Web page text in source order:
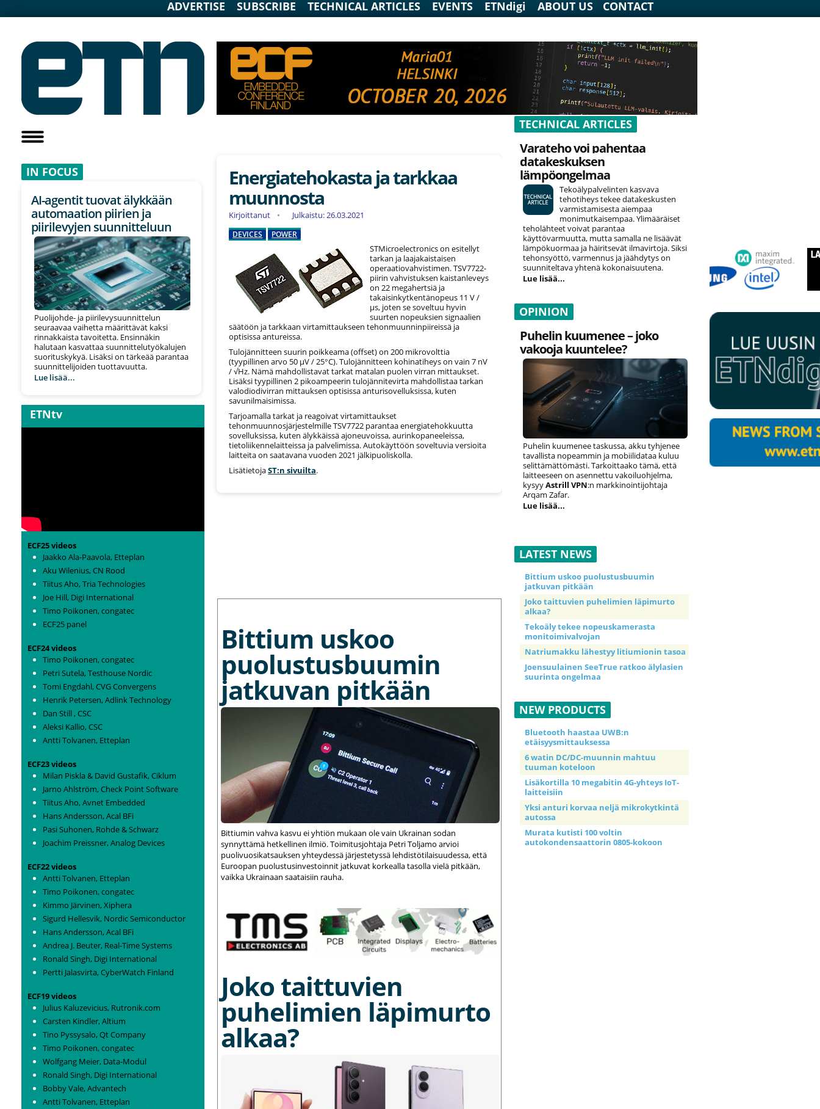
ADVERTISE SUBSCRIBE TECHNICAL ARTICLES EVENTS ETNdigi ABOUT US CONTACT
IN FOCUS
AI-agentit tuovat älykkään
automaation piirien ja
piirilevyjen suunnitteluun
Puolijohde- ja piirilevysuunnittelun
seuraavaa vaihetta määrittävät kaksi
rinnakkaista tavoitetta. Ensinnäkin
halutaan kasvattaa suunnittelutyökalujen
suorituskykyä. Lisäksi on tärkeää parantaa
suunnittelijoiden tuottavuutta.
Lue lisää...
ETNtv
ECF25 videos
Jaakko Ala-Paavola, Etteplan
Aku Wilenius, CN Rood
Tiitus Aho, Tria Technologies
Joe Hill, Digi International
Timo Poikonen, congatec
ECF25 panel
ECF24 videos
Timo Poikonen, congatec
Petri Sutela, Testhouse Nordic
Tomi Engdahl, CVG Convergens
Henrik Petersen, Adlink Technology
Dan Still , CSC
Aleksi Kallio, CSC
Antti Tolvanen, Etteplan
ECF23 videos
Milan Piskla & David Gustafik, Ciklum
Jarno Ahlström, Check Point Software
Tiitus Aho, Avnet Embedded
Hans Andersson, Acal BFi
Pasi Suhonen, Rohde & Schwarz
Joachim Preissner, Analog Devices
ECF22 videos
Antti Tolvanen, Etteplan
Timo Poikonen, congatec
Kimmo Järvinen, Xiphera
Sigurd Hellesvik, Nordic Semiconductor
Hans Andersson, Acal BFi
Andrea J. Beuter, Real-Time Systems
Ronald Singh, Digi International
Pertti Jalasvirta, CyberWatch Finland
ECF19 videos
Julius Kaluzevicius, Rutronik.com
Carsten Kindler, Altium
Tino Pyssysalo, Qt Company
Timo Poikonen, congatec
Wolfgang Meier, Data-Modul
Ronald Singh, Digi International
Bobby Vale, Advantech
Antti Tolvanen, Etteplan
Energiatehokasta ja tarkkaa
muunnosta
Kirjoittanut Julkaistu: 26.03.2021
DEVICES POWER
STMicroelectronics on esitellyt
tarkan ja laajakaistaisen
operaatiovahvistimen. TSV7722-
piirin vahvistuksen kaistanleveys
on 22 megahertsiä ja
takaisinkytkentänopeus 11 V /
μs, joten se soveltuu hyvin
suurten nopeuksien signaalien
säätöön ja tarkkaan virtamittaukseen tehonmuunninpiireissä ja
optisissa antureissa.
Tulojännitteen suurin poikkeama (offset) on 200 mikrovolttia
(tyypillinen arvo 50 µV / 25°C). Tulojännitteen kohinatiheys on vain 7 nV
/ √Hz. Nämä mahdollistavat tarkat matalan puolen virran mittaukset.
Lisäksi tyypillinen 2 pikoampeerin tulojännitevirta mahdollistaa tarkan
valodiodivirran mittauksen optisissa anturisovelluksissa, kuten
savunilmaisimissa.
Tarjoamalla tarkat ja reagoivat virtamittaukset
tehonmuunnosjärjestelmille TSV7722 parantaa energiatehokkuutta
sovelluksissa, kuten älykkäissä ajoneuvoissa, aurinkopaneeleissa,
tietoliikennelaitteissa ja palvelimissa. Autokäyttöön soveltuvia versioita
laitteita on saatavana vuoden 2021 jälkipuoliskolla.
LisätietojaST:n sivuilta.
Bittium uskoo
puolustusbuumin
jatkuvan pitkään
Bittiumin vahva kasvu ei yhtiön mukaan ole vain Ukrainan sodan
synnyttämä hetkellinen ilmiö. Toimitusjohtaja Petri Toljamo arvioi
puolivuosikatsauksen yhteydessä järjestetyssä lehdistötilaisuudessa, että
Euroopan puolustusinvestoinnit jatkuvat korkealla tasolla vielä pitkään,
vaikka Ukrainaan saataisiin rauha.
Joko taittuvien
puhelimien läpimurto
alkaa?
TECHNICAL ARTICLES
Varateho voi pahentaa
datakeskuksen
lämpöongelmaa
Tekoälypalvelinten kasvava
tehotiheys tekee datakeskusten
varmistamisesta aiempaa
monimutkaisempaa. Ylimääräiset
teholähteet voivat parantaa
käyttövarmuutta, mutta samalla ne lisäävät
lämpökuormaa ja häiritsevät ilmavirtoja. Siksi
tehonsyöttö, varmennus ja jäähdytys on
suunniteltava yhtenä kokonaisuutena.
Lue lisää...
OPINION
Puhelin kuumenee – joko
vakooja kuuntelee?
Puhelin kuumenee taskussa, akku tyhjenee
tavallista nopeammin ja mobiilidataa kuluu
selittämättömästi. Tarkoittaako tämä, että
laitteeseen on asennettu vakoiluohjelma,
kysyyAstrill VPN:n markkinointijohtaja
Arqam Zafar.
Lue lisää...
LATEST NEWS
Bittium uskoo puolustusbuumin
jatkuvan pitkään
Joko taittuvien puhelimien läpimurto
alkaa?
Tekoäly tekee nopeuskamerasta
monitoimivalvojan
Natriumakku lähestyy litiumionin tasoa
Joensuulainen SeeTrue ratkoo älylasien
suurinta ongelmaa
NEW PRODUCTS
Bluetooth haastaa UWB:n
etäisyysmittauksessa
6 watin DC/DC-muunnin mahtuu
tuuman koteloon
Lisäkortilla 10 megabitin 4G-yhteys IoT-
laitteisiin
Yksi anturi korvaa neljä mikrokytkintä
autossa
Murata kutisti 100 voltin
autokondensaattorin 0805-kokoon